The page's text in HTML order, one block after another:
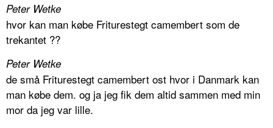
Peter Wetke
hvor kan man købe Friturestegt camembert som de
trekantet ??
Peter Wetke
de små Friturestegt camembert ost hvor i Danmark kan
man købe dem. og ja jeg fik dem altid sammen med min
mor da jeg var lille.